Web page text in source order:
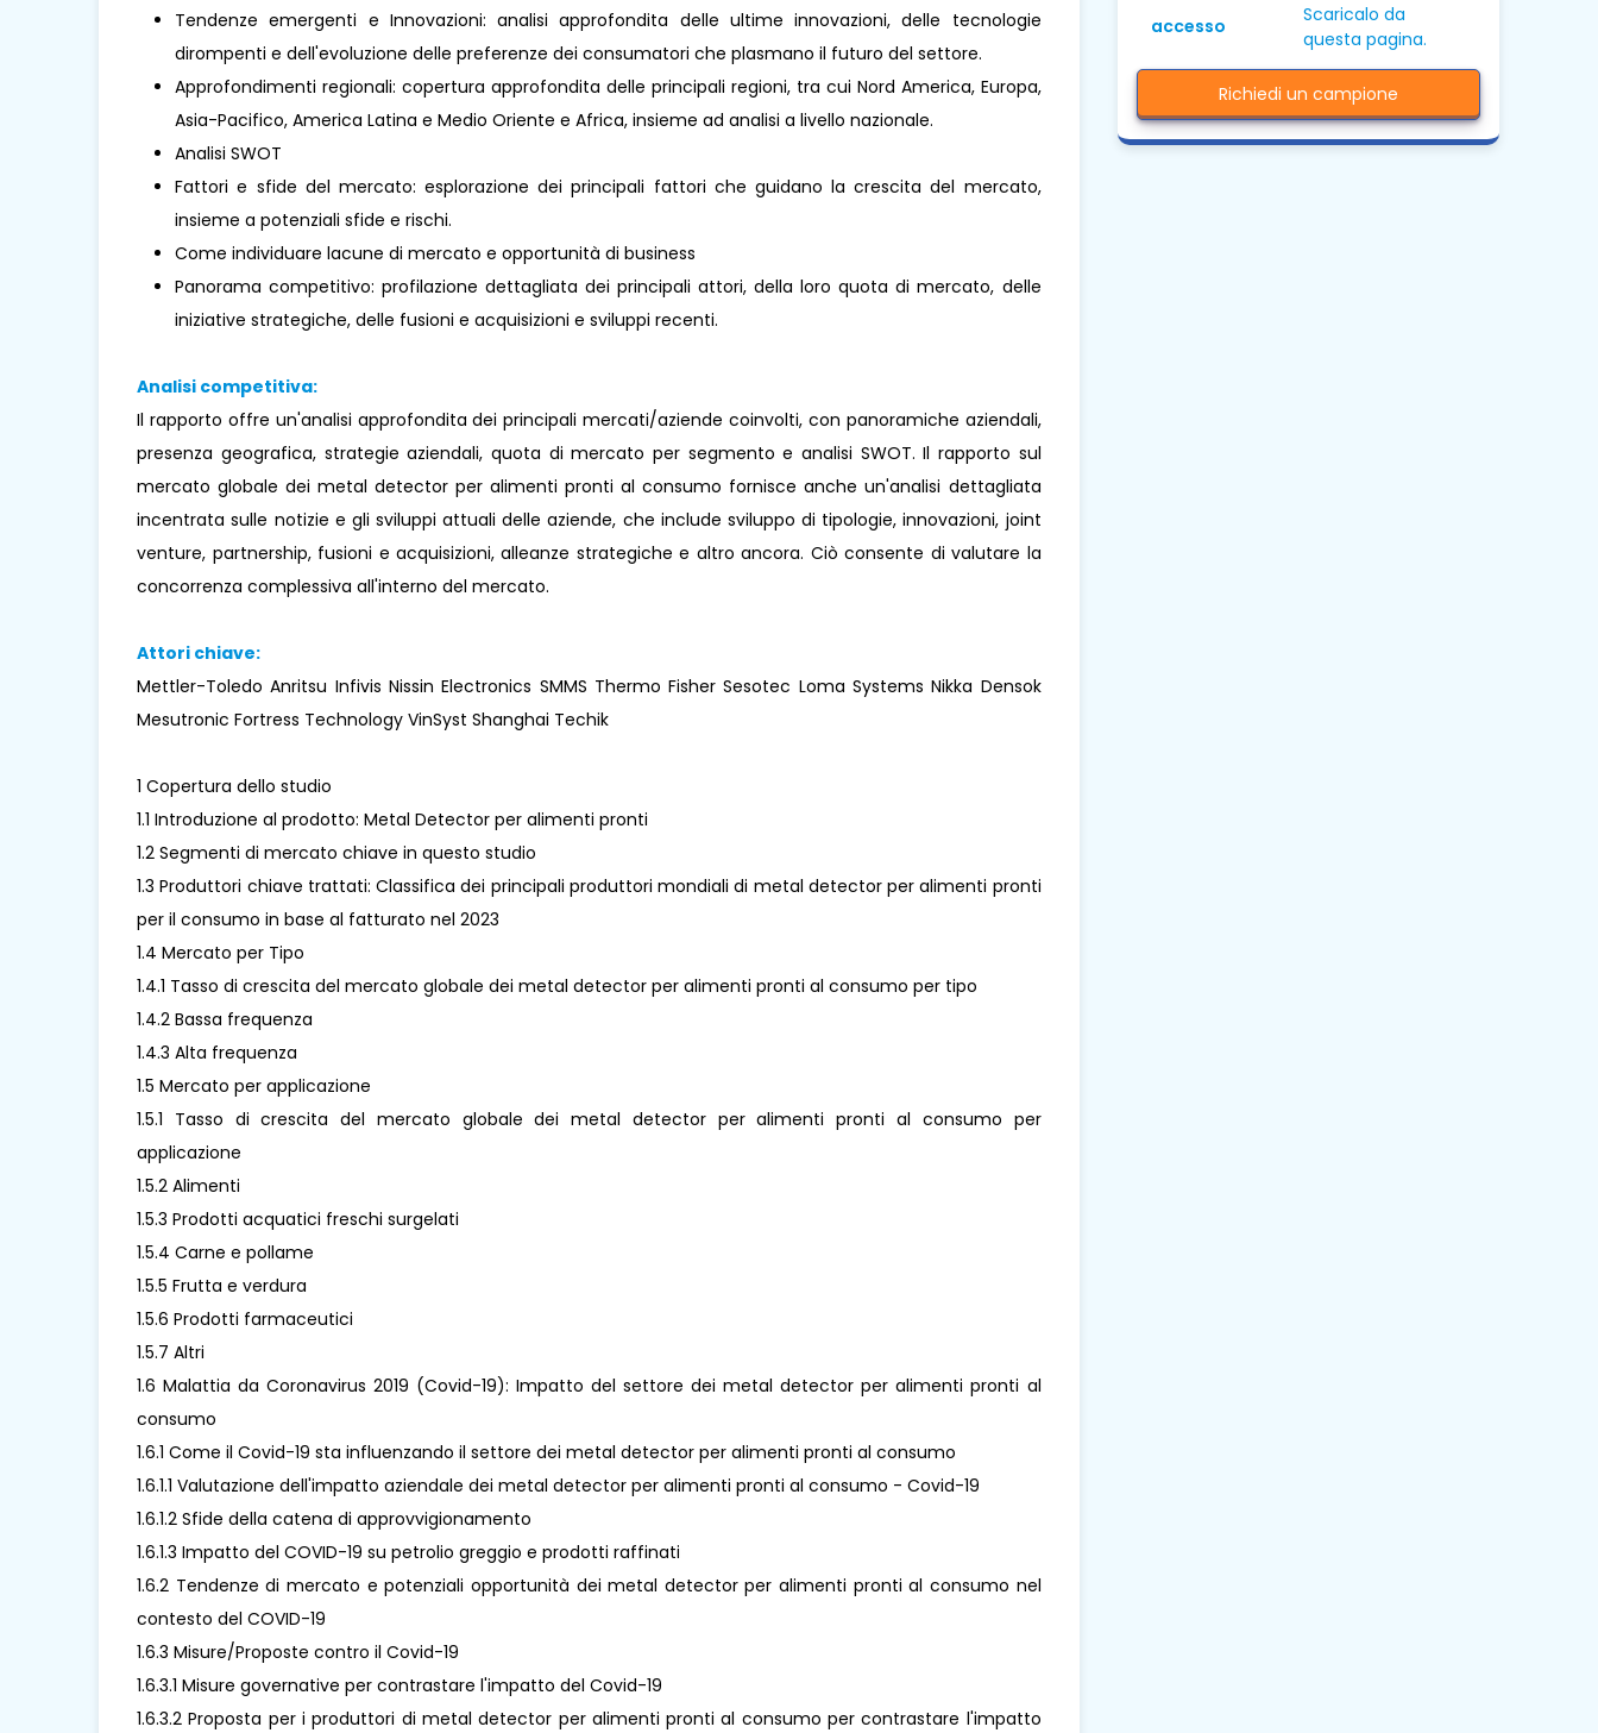
Tendenze emergenti e Innovazioni: analisi approfondita delle ultime innovazioni, delle tecnologie
dirompenti e dell'evoluzione delle preferenze dei consumatori che plasmano il futuro del settore.
Approfondimenti regionali: copertura approfondita delle principali regioni, tra cui Nord America, Europa,
Asia-Pacifico, America Latina e Medio Oriente e Africa, insieme ad analisi a livello nazionale.
Analisi SWOT
Fattori e sfide del mercato: esplorazione dei principali fattori che guidano la crescita del mercato,
insieme a potenziali sfide e rischi.
Come individuare lacune di mercato e opportunità di business
Panorama competitivo: profilazione dettagliata dei principali attori, della loro quota di mercato, delle
iniziative strategiche, delle fusioni e acquisizioni e sviluppi recenti.
Analisi competitiva:
Il rapporto offre un'analisi approfondita dei principali mercati/aziende coinvolti, con panoramiche aziendali,
presenza geografica, strategie aziendali, quota di mercato per segmento e analisi SWOT. Il rapporto sul
mercato globale dei metal detector per alimenti pronti al consumo fornisce anche un'analisi dettagliata
incentrata sulle notizie e gli sviluppi attuali delle aziende, che include sviluppo di tipologie, innovazioni, joint
venture, partnership, fusioni e acquisizioni, alleanze strategiche e altro ancora. Ciò consente di valutare la
concorrenza complessiva all'interno del mercato.
Attori chiave:
Mettler-Toledo Anritsu Infivis Nissin Electronics SMMS Thermo Fisher Sesotec Loma Systems Nikka Densok
Mesutronic Fortress Technology VinSyst Shanghai Techik
1 Copertura dello studio
1.1 Introduzione al prodotto: Metal Detector per alimenti pronti
1.2 Segmenti di mercato chiave in questo studio
1.3 Produttori chiave trattati: Classifica dei principali produttori mondiali di metal detector per alimenti pronti
per il consumo in base al fatturato nel 2023
1.4 Mercato per Tipo
1.4.1 Tasso di crescita del mercato globale dei metal detector per alimenti pronti al consumo per tipo
1.4.2 Bassa frequenza
1.4.3 Alta frequenza
1.5 Mercato per applicazione
1.5.1 Tasso di crescita del mercato globale dei metal detector per alimenti pronti al consumo per
applicazione
1.5.2 Alimenti
1.5.3 Prodotti acquatici freschi surgelati
1.5.4 Carne e pollame
1.5.5 Frutta e verdura
1.5.6 Prodotti farmaceutici
1.5.7 Altri
1.6 Malattia da Coronavirus 2019 (Covid-19): Impatto del settore dei metal detector per alimenti pronti al
consumo
1.6.1 Come il Covid-19 sta influenzando il settore dei metal detector per alimenti pronti al consumo
1.6.1.1 Valutazione dell'impatto aziendale dei metal detector per alimenti pronti al consumo - Covid-19
1.6.1.2 Sfide della catena di approvvigionamento
1.6.1.3 Impatto del COVID-19 su petrolio greggio e prodotti raffinati
1.6.2 Tendenze di mercato e potenziali opportunità dei metal detector per alimenti pronti al consumo nel
contesto del COVID-19
1.6.3 Misure/Proposte contro il Covid-19
1.6.3.1 Misure governative per contrastare l'impatto del Covid-19
1.6.3.2 Proposta per i produttori di metal detector per alimenti pronti al consumo per contrastare l'impatto
accesso
Scaricalo da
questa pagina.
Richiedi un campione